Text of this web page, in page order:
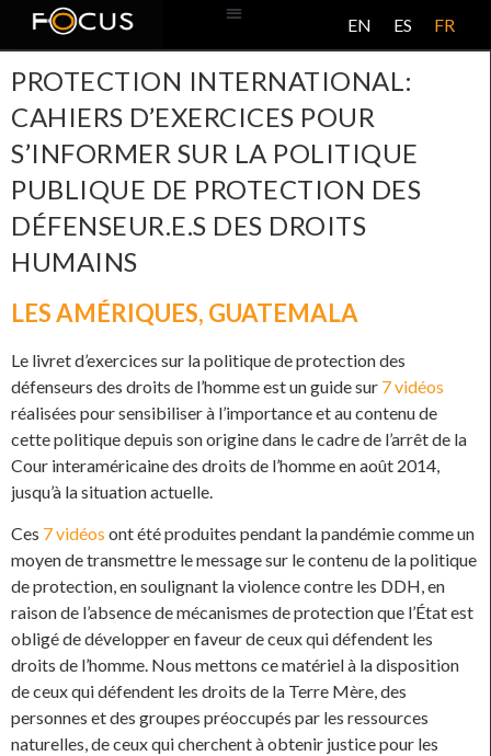
EN ES FR
PROTECTION INTERNATIONAL:
CAHIERS D’EXERCICES POUR
S’INFORMER SUR LA POLITIQUE
PUBLIQUE DE PROTECTION DES
DÉFENSEUR.E.S DES DROITS
HUMAINS
LES AMÉRIQUES, GUATEMALA
Le livret d’exercices sur la politique de protection des
défenseurs des droits de l’homme est un guide sur 7 vidéos
réalisées pour sensibiliser à l’importance et au contenu de
cette politique depuis son origine dans le cadre de l’arrêt de la
Cour interaméricaine des droits de l’homme en août 2014,
jusqu’à la situation actuelle.
Ces 7 vidéos ont été produites pendant la pandémie comme un
moyen de transmettre le message sur le contenu de la politique
de protection, en soulignant la violence contre les DDH, en
raison de l’absence de mécanismes de protection que l’État est
obligé de développer en faveur de ceux qui défendent les
droits de l’homme. Nous mettons ce matériel à la disposition
de ceux qui défendent les droits de la Terre Mère, des
personnes et des groupes préoccupés par les ressources
naturelles, de ceux qui cherchent à obtenir justice pour les